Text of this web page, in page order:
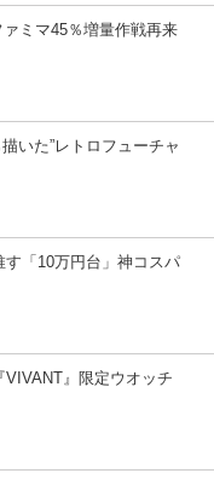
ミマ45％増量作戦再来
いた”レトロフューチャ
す「10万円台」神コスパ
』限定ウオッチ